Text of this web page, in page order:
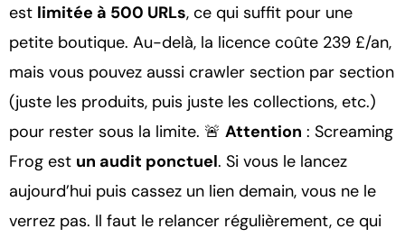
est limitée à 500 URLs, ce qui suffit pour une
petite boutique. Au-delà, la licence coûte 239 £/an,
mais vous pouvez aussi crawler section par section
(juste les produits, puis juste les collections, etc.)
pour rester sous la limite. 🚨 Attention : Screaming
Frog est un audit ponctuel. Si vous le lancez
aujourd’hui puis cassez un lien demain, vous ne le
verrez pas. Il faut le relancer régulièrement, ce qui